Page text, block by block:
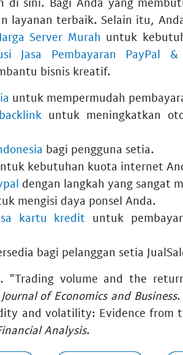
layanan terbaik. Selain itu,
Server Murah untuk
Jasa Pembayaran PayPal
bisnis kreatif.
untuk mempermudah
untuk meningkatkan
bagi pengguna setia.
kebutuhan kuota internet
dengan langkah yang sangat
mengisi daya ponsel Anda.
kartu kredit untuk
bagi pelanggan setia
"Trading volume and the
Journal of Economics and Business.
and volatility: Evidence from
Analysis.